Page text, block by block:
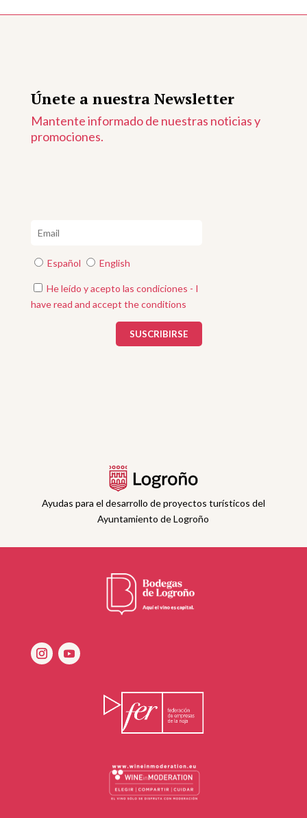
Únete a nuestra Newsletter
Mantente informado de nuestras noticias y
promociones.
Español English
He leído y acepto las condiciones - I
have read and accept the conditions
Ayudas para el desarrollo de proyectos turísticos del
Ayuntamiento de Logroño